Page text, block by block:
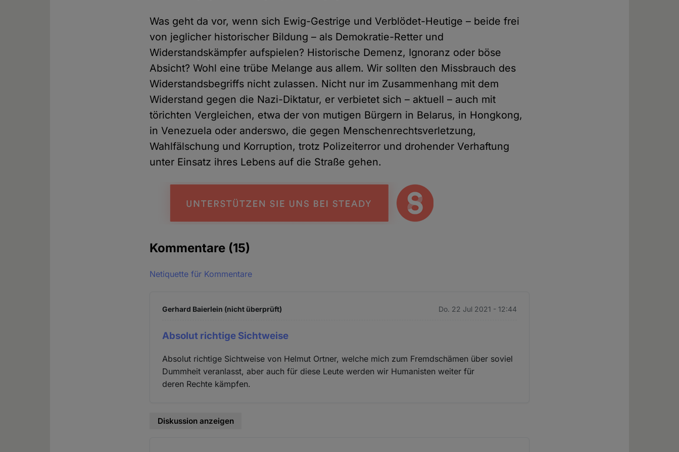
Was geht da vor, wenn sich Ewig-Gestrige und Verblödet-Heutige – beide frei
von jeglicher historischer Bildung – als Demokratie-Retter und
Widerstandskämpfer aufspielen? Historische Demenz, Ignoranz oder böse
Absicht? Wohl eine trübe Melange aus allem. Wir sollten den Missbrauch des
Widerstandsbegriffs nicht zulassen. Nicht nur im Zusammenhang mit dem
Widerstand gegen die Nazi-Diktatur, er verbietet sich – aktuell – auch mit
törichten Vergleichen, etwa der von mutigen Bürgern in Belarus, in Hongkong,
in Venezuela oder anderswo, die gegen Menschenrechtsverletzung,
Wahlfälschung und Korruption, trotz Polizeiterror und drohender Verhaftung
unter Einsatz ihres Lebens auf die Straße gehen.
Kommentare (15)
Netiquette für Kommentare
Gerhard Baierlein (nicht überprüft) Do. 22 Jul 2021 - 12:44
Absolut richtige Sichtweise
Absolut richtige Sichtweise von Helmut Ortner, welche mich zum Fremdschämen über soviel
Dummheit veranlasst, aber auch für diese Leute werden wir Humanisten weiter für
deren Rechte kämpfen.
Diskussion anzeigen